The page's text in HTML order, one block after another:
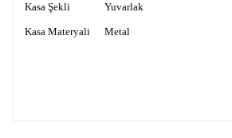
Kasa Şekli Yuvarlak
Kasa Materyali Metal